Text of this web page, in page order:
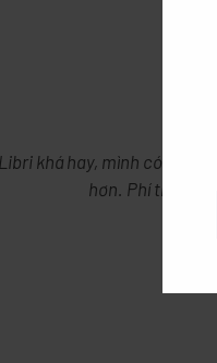
khá hay, mình có mua
hơn. Phí thuê